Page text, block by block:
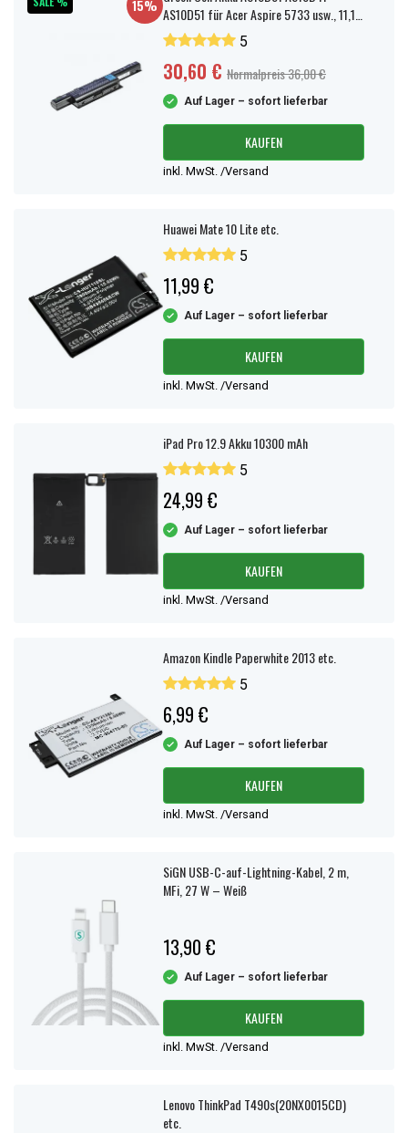
15% AS10D51 für Acer Aspire 5733 usw., 11,1V
4400mAh
5
30,60 € Normalpreis 36,00 €
Auf Lager – sofort lieferbar
KAUFEN
inkl. MwSt. /Versand
Huawei Mate 10 Lite etc.
5
11,99 €
Auf Lager – sofort lieferbar
KAUFEN
inkl. MwSt. /Versand
iPad Pro 12.9 Akku 10300 mAh
5
24,99 €
Auf Lager – sofort lieferbar
KAUFEN
inkl. MwSt. /Versand
Amazon Kindle Paperwhite 2013 etc.
5
6,99 €
Auf Lager – sofort lieferbar
KAUFEN
inkl. MwSt. /Versand
SiGN USB-C-auf-Lightning-Kabel, 2 m,
MFi, 27 W – Weiß
13,90 €
Auf Lager – sofort lieferbar
KAUFEN
inkl. MwSt. /Versand
Lenovo ThinkPad T490s(20NX0015CD)
etc.